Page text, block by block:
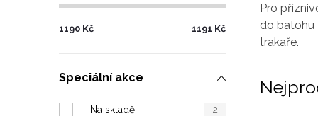
s
r
a
1190 Kč 1191 Kč
Speciální akce
Na skladě 2
Pro
do batohu
trakaře.